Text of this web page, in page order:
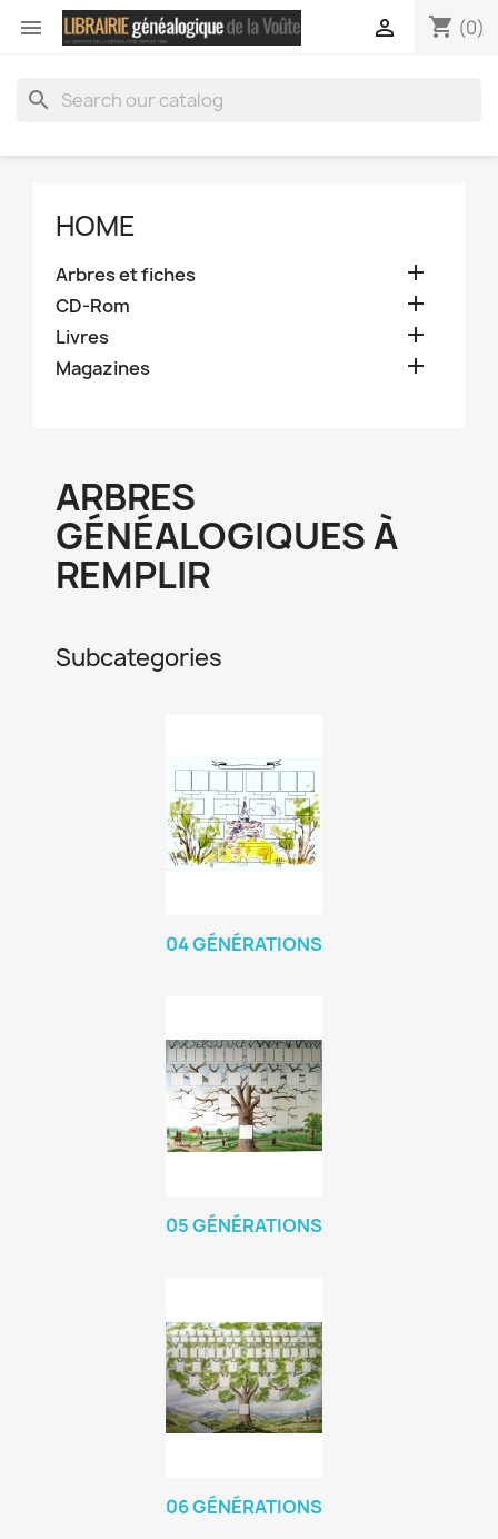
 shopping_cart (0)

search
HOME
Arbres et fiches 
CD-Rom 
Livres 
Magazines 
ARBRES
GÉNÉALOGIQUES À
REMPLIR
Subcategories
04 GÉNÉRATIONS
05 GÉNÉRATIONS
06 GÉNÉRATIONS